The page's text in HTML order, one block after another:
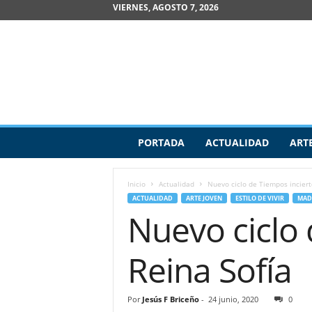
VIERNES, AGOSTO 7, 2026
v
PORTADA ACTUALIDAD
Inicio Actualidad Nuevo ciclo de Tiempos
ACTUALIDAD ARTE JOVEN ESTILO DE VIVIR
Nuevo
Reina Sofía
Por Jesús F Briceño- 24 junio, 2020 0